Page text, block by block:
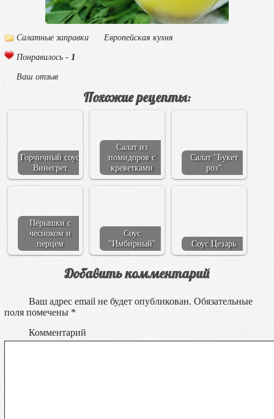
Салатные заправки Европейская кухня
Понравилось -1
Ваш отзыв
Похожие рецепты:
Горчичный соус
Винегрет
Салат из
помидоров с
креветками
Салат "Букет
роз"
Пёрышки с
чесноком и
перцем
Соус
"Имбирный"
Соус Цезарь
Добавить комментарий
Ваш адрес email не будет опубликован. Обязательные
поля помечены *
Комментарий